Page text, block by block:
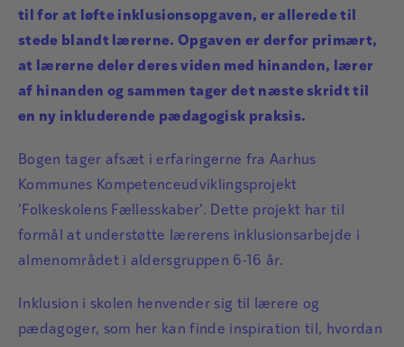
til for at løfte inklusionsopgaven, er allerede til
stede blandt lærerne. Opgaven er derfor primært,
at lærerne deler deres viden med hinanden, lærer
af hinanden og sammen tager det næste skridt til
en ny inkluderende pædagogisk praksis.
Bogen tager afsæt i erfaringerne fra Aarhus
Kommunes Kompetenceudviklingsprojekt
’Folkeskolens Fællesskaber’. Dette projekt har til
formål at understøtte lærerens inklusionsarbejde i
almenområdet i aldersgruppen 6-16 år.
Inklusion i skolen henvender sig til lærere og
pædagoger, som her kan finde inspiration til, hvordan